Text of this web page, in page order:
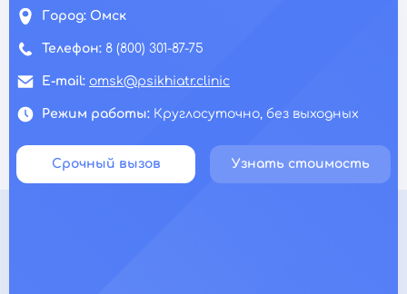
Город: Омск
Телефон: 8 (800) 301-87-75
E-mail: omsk@psikhiatr.clinic
Режим работы: Круглосуточно, без выходных
Срочный вызов Узнать стоимость